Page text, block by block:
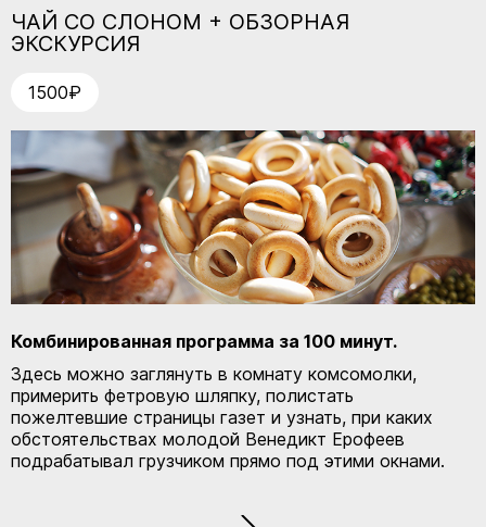
ЧАЙ СО СЛОНОМ + ОБЗОРНАЯ
ЭКСКУРСИЯ
1500₽
Комбинированная программа за 100 минут.
Здесь можно заглянуть в комнату комсомолки,
примерить фетровую шляпку, полистать
пожелтевшие страницы газет и узнать, при каких
обстоятельствах молодой Венедикт Ерофеев
подрабатывал грузчиком прямо под этими окнами.